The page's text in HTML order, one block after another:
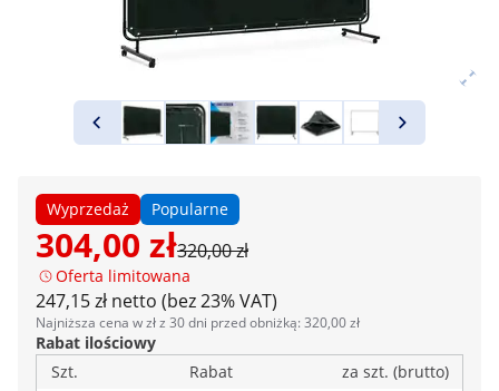
Wyprzedaż Popularne
304,00 zł320,00 zł
Oferta limitowana
247,15 zł netto (bez 23% VAT)
Najniższa cena w zł z 30 dni przed obniżką: 320,00 zł
Rabat ilościowy
Szt.
Rabat
za szt. (brutto)